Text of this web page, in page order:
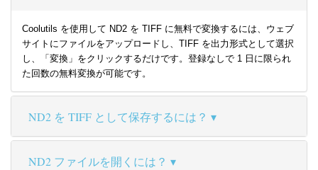
Coolutils を使用して ND2 を TIFF に無料で変換するには、ウェブ
サイトにファイルをアップロードし、TIFF を出力形式として選択
し、「変換」をクリックするだけです。登録なしで 1 日に限られ
た回数の無料変換が可能です。
ND2 を TIFF として保存するには？
ND2 ファイルを開くには？